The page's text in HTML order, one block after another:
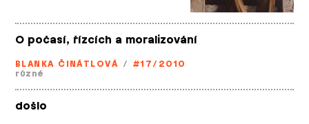
O počasí, řízcích a moralizování
BLANKA ČINÁTLOVÁ / #17/2010
různé
došlo